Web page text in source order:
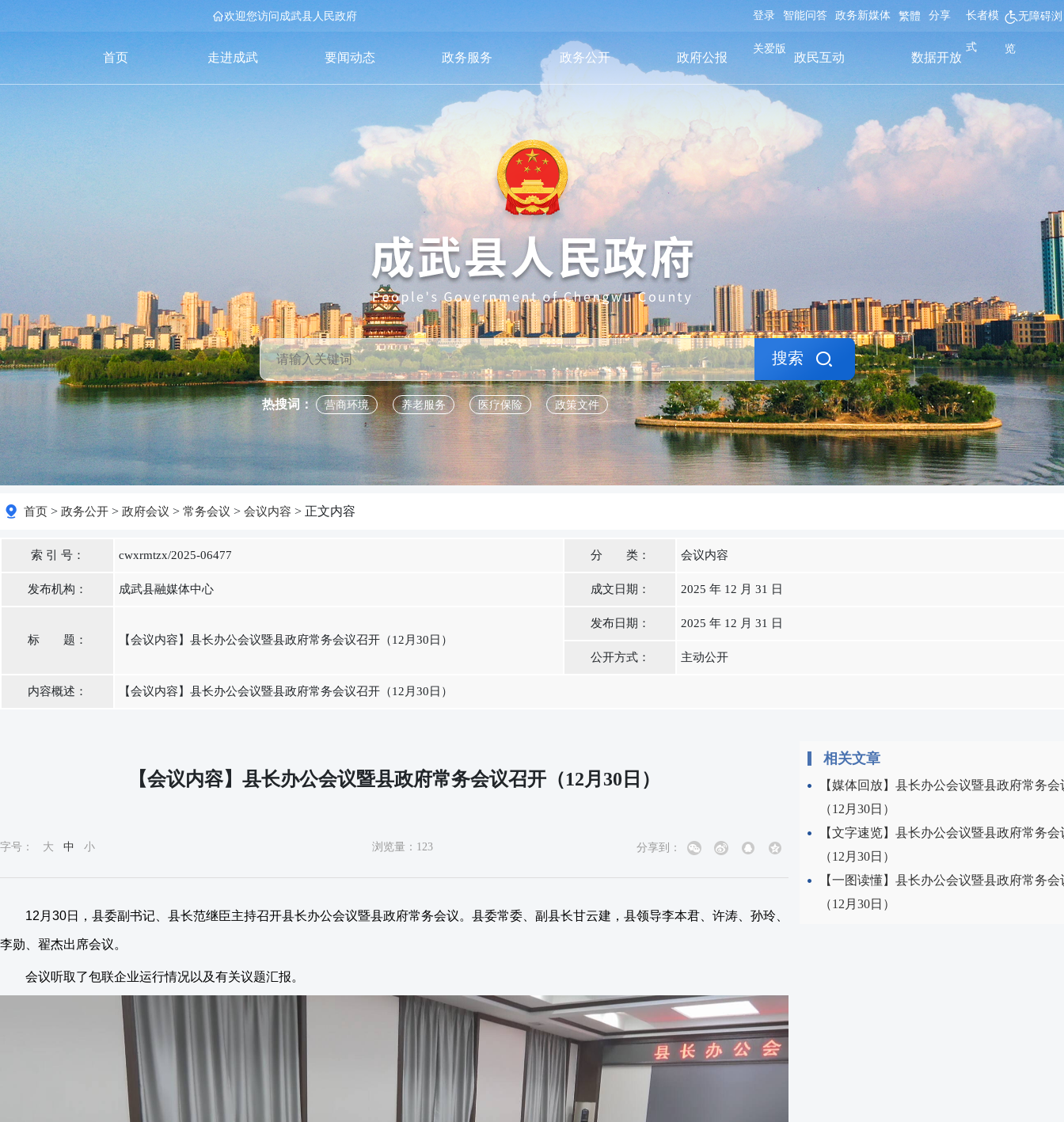
欢迎您访问成武县人民政府 登录 智能问答 政务新媒体 繁體 分享
关爱版
长者模
式
无障碍浏
览
首页 走进成武 要闻动态 政务服务 政务公开 政府公报 政民互动 数据开放
搜索
热搜词： 营商环境 养老服务 医疗保险 政策文件
首页 > 政务公开 > 政府会议 > 常务会议 > 会议内容 > 正文内容
索 引 号： cwxrmtzx/2025-06477 分 类： 会议内容
发布机构： 成武县融媒体中心 成文日期： 2025 年 12 月 31 日
标 题： 【会议内容】县长办公会议暨县政府常务会议召开（12月30日）
发布日期： 2025 年 12 月 31 日
公开方式： 主动公开
内容概述： 【会议内容】县长办公会议暨县政府常务会议召开（12月30日）
【会议内容】县长办公会议暨县政府常务会议召开（12月30日）
字号： 大 中 小 浏览量： 123 分享到：
12月30日，县委副书记、县长范继臣主持召开县长办公会议暨县政府常务会议。县委常委、副县长甘云建，县领导李本君、许涛、孙玲、
李勋、翟杰出席会议。
会议听取了包联企业运行情况以及有关议题汇报。
相关文章
【媒体回放】县长办公会议暨县政府常务
（12月30日）
【文字速览】县长办公会议暨县政府常务
（12月30日）
【一图读懂】县长办公会议暨县政府常务
（12月30日）